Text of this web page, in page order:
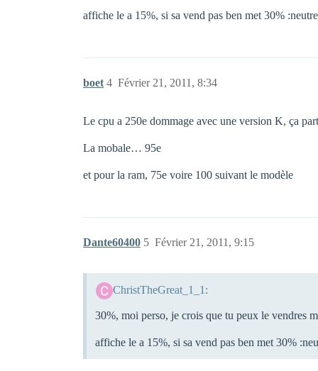
affiche le a 15%, si sa vend pas ben met 30%
boet Février 21, 2011, 8:34
4
Le cpu a 250e dommage avec une version K, ça
La mobale… 95e
et pour la ram, 75e voire 100 suivant le modèle
Dante60400 Février 21, 2011, 9:15
5
ChristTheGreat_1_1:
30%, moi perso, je crois que tu peux le vendres
affiche le a 15%, si sa vend pas ben met 30%